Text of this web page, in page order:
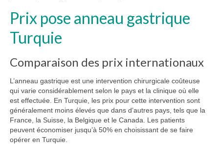
Prix pose anneau gastrique
Turquie
Comparaison des prix internationaux
L’anneau gastrique est une intervention chirurgicale coûteuse
qui varie considérablement selon le pays et la clinique où elle
est effectuée. En Turquie, les prix pour cette intervention sont
généralement moins élevés que dans d’autres pays, tels que la
France, la Suisse, la Belgique et le Canada. Les patients
peuvent économiser jusqu’à 50% en choisissant de se faire
opérer en Turquie.